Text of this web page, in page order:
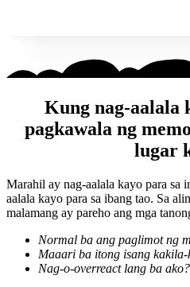
Kung nag-aalala
pagkawala ng
lugar
Marahil ay nag-aalala kayo para sa
aalala kayo para sa ibang tao. Sa
malamang ay pareho ang mga
Normal ba ang paglimot ng
Maaari ba itong isang
Nag-o-overreact lang ba ako?